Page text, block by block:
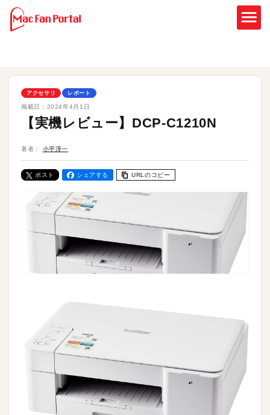
アクセサリ レポート
掲載日： 2024年4月1日
【実機レビュー】DCP-C1210N
著者： 小平淳一
ポスト シェアする URLのコピー